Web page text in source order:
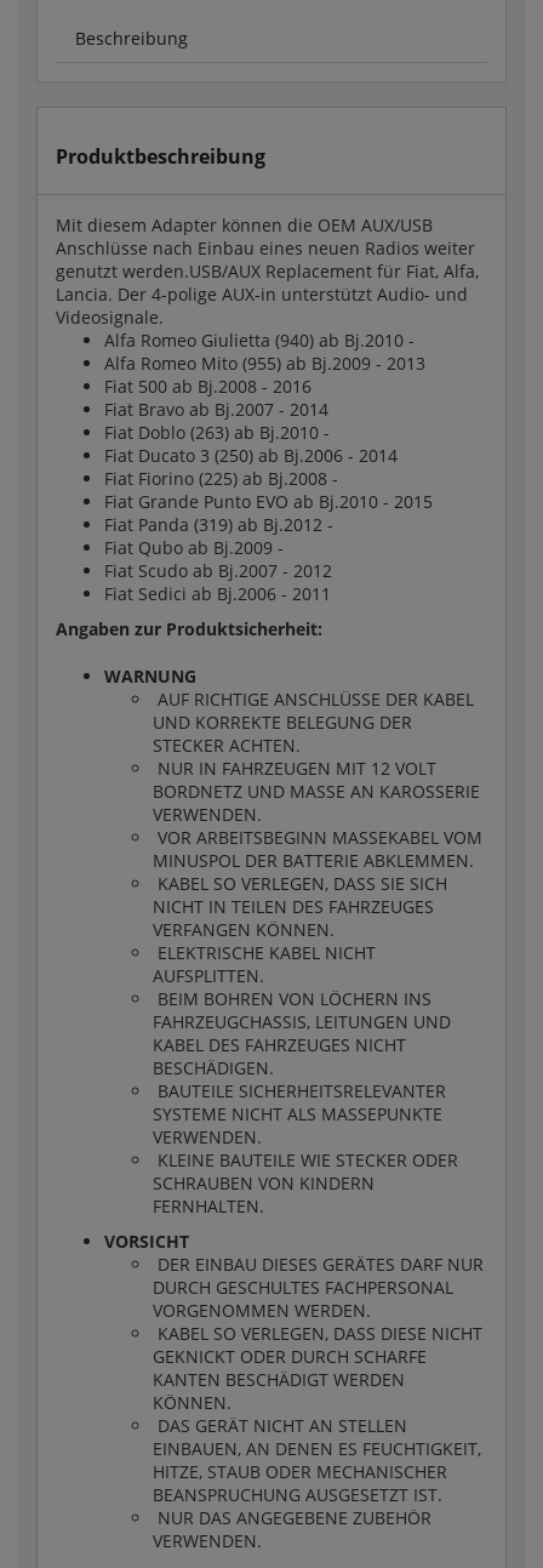
Beschreibung
Produktbeschreibung
Mit diesem Adapter können die OEM AUX/USB
Anschlüsse nach Einbau eines neuen Radios weiter
genutzt werden.USB/AUX Replacement für Fiat, Alfa,
Lancia. Der 4-polige AUX-in unterstützt Audio- und
Videosignale.
Alfa Romeo Giulietta (940) ab Bj.2010 -
Alfa Romeo Mito (955) ab Bj.2009 - 2013
Fiat 500 ab Bj.2008 - 2016
Fiat Bravo ab Bj.2007 - 2014
Fiat Doblo (263) ab Bj.2010 -
Fiat Ducato 3 (250) ab Bj.2006 - 2014
Fiat Fiorino (225) ab Bj.2008 -
Fiat Grande Punto EVO ab Bj.2010 - 2015
Fiat Panda (319) ab Bj.2012 -
Fiat Qubo ab Bj.2009 -
Fiat Scudo ab Bj.2007 - 2012
Fiat Sedici ab Bj.2006 - 2011
Angaben zur Produktsicherheit:
WARNUNG
AUF RICHTIGE ANSCHLÜSSE DER KABEL
UND KORREKTE BELEGUNG DER
STECKER ACHTEN.
NUR IN FAHRZEUGEN MIT 12 VOLT
BORDNETZ UND MASSE AN KAROSSERIE
VERWENDEN.
VOR ARBEITSBEGINN MASSEKABEL VOM
MINUSPOL DER BATTERIE ABKLEMMEN.
KABEL SO VERLEGEN, DASS SIE SICH
NICHT IN TEILEN DES FAHRZEUGES
VERFANGEN KÖNNEN.
ELEKTRISCHE KABEL NICHT
AUFSPLITTEN.
BEIM BOHREN VON LÖCHERN INS
FAHRZEUGCHASSIS, LEITUNGEN UND
KABEL DES FAHRZEUGES NICHT
BESCHÄDIGEN.
BAUTEILE SICHERHEITSRELEVANTER
SYSTEME NICHT ALS MASSEPUNKTE
VERWENDEN.
KLEINE BAUTEILE WIE STECKER ODER
SCHRAUBEN VON KINDERN
FERNHALTEN.
VORSICHT
DER EINBAU DIESES GERÄTES DARF NUR
DURCH GESCHULTES FACHPERSONAL
VORGENOMMEN WERDEN.
KABEL SO VERLEGEN, DASS DIESE NICHT
GEKNICKT ODER DURCH SCHARFE
KANTEN BESCHÄDIGT WERDEN
KÖNNEN.
DAS GERÄT NICHT AN STELLEN
EINBAUEN, AN DENEN ES FEUCHTIGKEIT,
HITZE, STAUB ODER MECHANISCHER
BEANSPRUCHUNG AUSGESETZT IST.
NUR DAS ANGEGEBENE ZUBEHÖR
VERWENDEN.